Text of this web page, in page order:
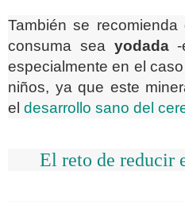
También se
consuma sea yodada-
especialmente en el
niños, ya que este
el desarrollo sano del
El reto de reducir